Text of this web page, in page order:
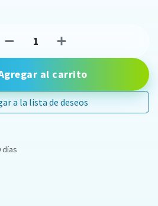
al carrito
a la lista de deseos
días